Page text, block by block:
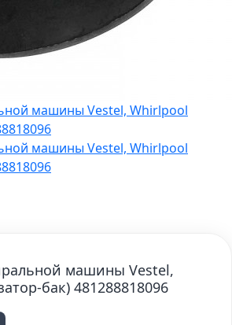
машины Vestel,
бак) 481288818096